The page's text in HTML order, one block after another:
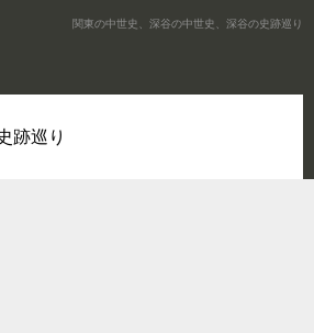
関東の中世史、深谷の中世史、深谷の史跡巡り
跡巡り